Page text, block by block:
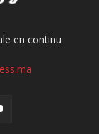
en continu